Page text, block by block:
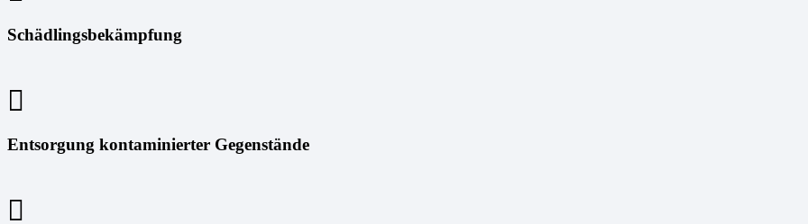
Schädlingsbekämpfung
Entsorgung kontaminierter Gegenstände